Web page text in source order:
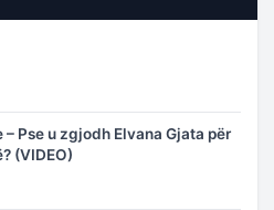
– Pse u zgjodh Elvana Gjata për
(VIDEO)